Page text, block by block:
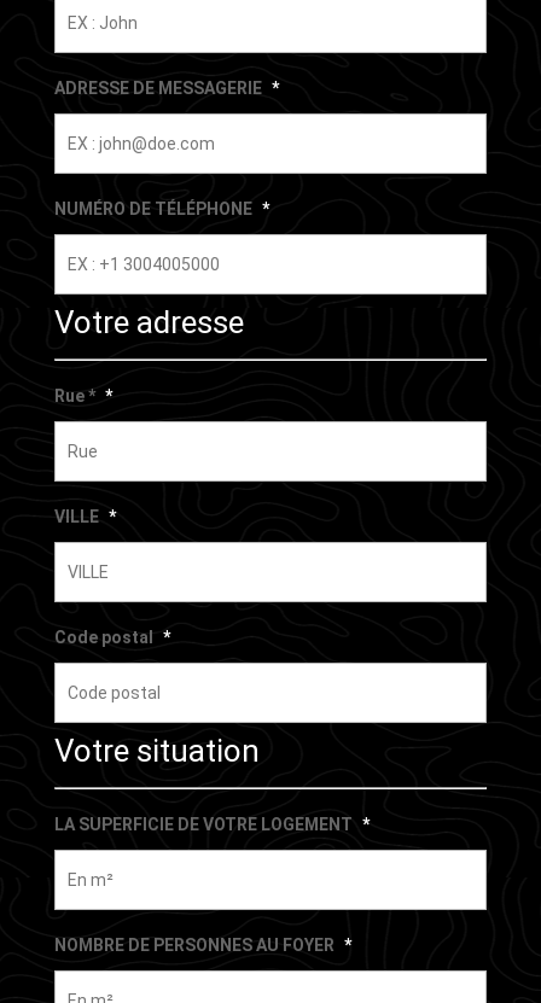
ADRESSE DE MESSAGERIE *
NUMÉRO DE TÉLÉPHONE *
Votre adresse
Rue * *
VILLE *
Code postal *
Votre situation
LA SUPERFICIE DE VOTRE LOGEMENT *
NOMBRE DE PERSONNES AU FOYER *